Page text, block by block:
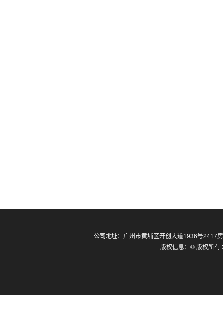
公司地址：广州市黄埔区开创大道1936号2417房
版权信息：© 版权所有